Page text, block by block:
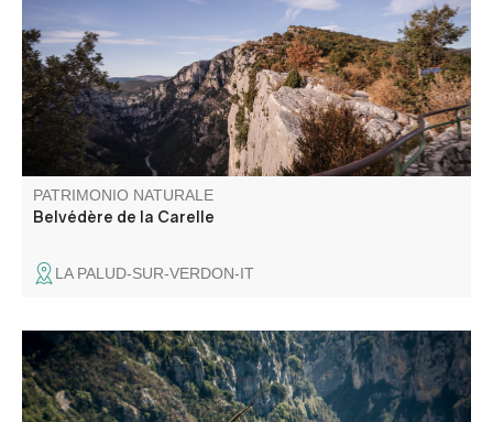
descendaient à flanc de falaise pour récolter, entre autre,
le genévrier. C'est le troisième belvédère de la route des
Crête et c'est un incontournable.
PATRIMONIO NATURALE
Belvédère de la Carelle
LA PALUD-SUR-VERDON-IT
La Mescla (le mélange en Occitan) est le point où le
Verdon et son affluent l'Artuby se rencontrent.